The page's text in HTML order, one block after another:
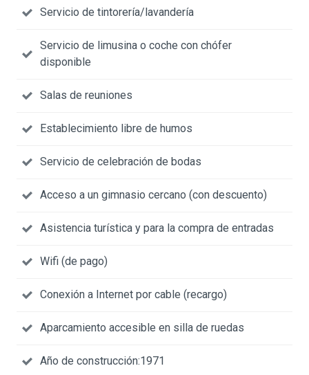
Servicio de tintorería/lavandería
Servicio de limusina o coche con chófer
disponible
Salas de reuniones
Establecimiento libre de humos
Servicio de celebración de bodas
Acceso a un gimnasio cercano (con descuento)
Asistencia turística y para la compra de entradas
Wifi (de pago)
Conexión a Internet por cable (recargo)
Aparcamiento accesible en silla de ruedas
Año de construcción:1971